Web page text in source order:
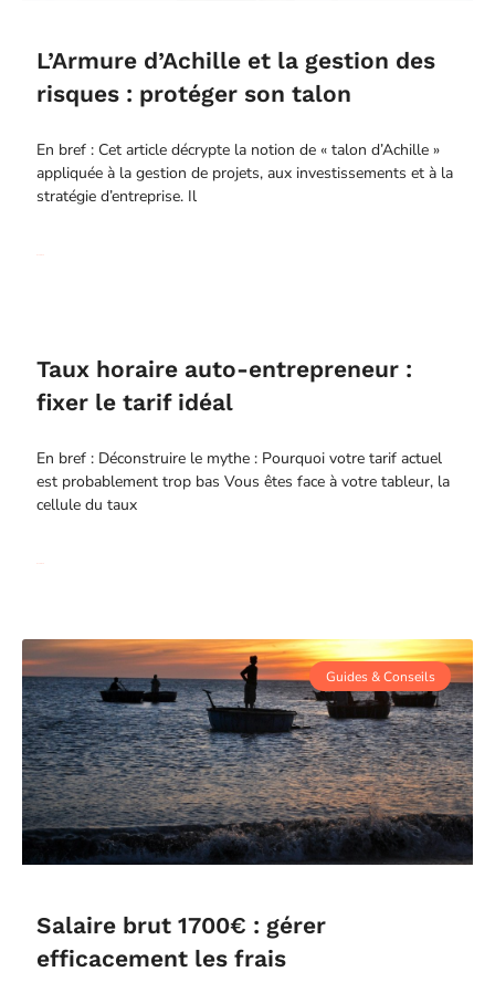
L’Armure d’Achille et la gestion des
risques : protéger son talon
En bref : Cet article décrypte la notion de « talon d’Achille »
appliquée à la gestion de projets, aux investissements et à la
stratégie d’entreprise. Il
Taux horaire auto-entrepreneur :
fixer le tarif idéal
En bref : Déconstruire le mythe : Pourquoi votre tarif actuel
est probablement trop bas Vous êtes face à votre tableur, la
cellule du taux
Guides & Conseils
Salaire brut 1700€ : gérer
efficacement les frais